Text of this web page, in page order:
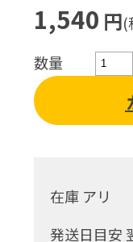
1,540 円(
数量
在庫 アリ
発送日目安